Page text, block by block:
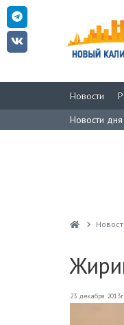
Новости
Новости дня
23 декабря